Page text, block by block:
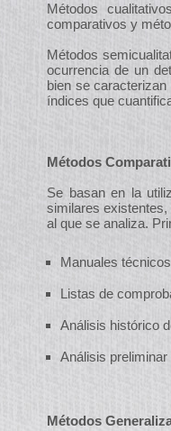
Métodos
comparativos y
Métodos
ocurrencia de un
bien se
índices que
Métodos
Se basan en la
similares
al que se analiza.
Manuales
Listas de
Análisis histórico
Análisis
Métodos